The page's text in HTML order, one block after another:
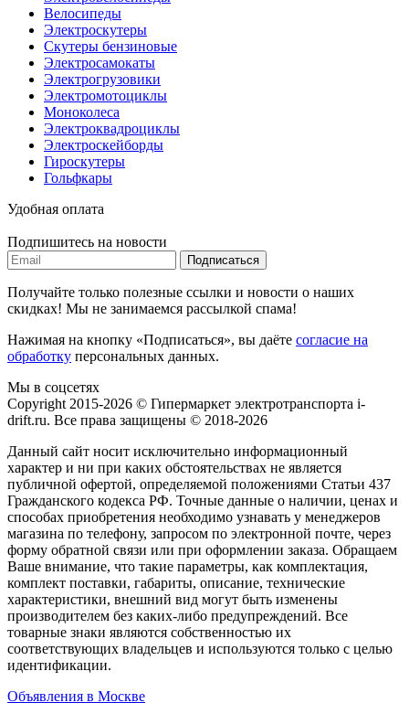
Велосипеды
Электроскутеры
Скутеры бензиновые
Электросамокаты
Электрогрузовики
Электромотоциклы
Моноколеса
Электроквадроциклы
Электроскейборды
Гироскутеры
Гольфкары
Удобная оплата
Подпишитесь на новости
Подписаться
Получайте только полезные ссылки и новости о наших
скидках! Мы не занимаемся рассылкой спама!
Нажимая на кнопку «Подписаться», вы даёте согласие на
обработку персональных данных.
Мы в соцсетях
Copyright 2015-2026 © Гипермаркет электротранспорта i-
drift.ru. Все права защищены © 2018-2026
Данный сайт носит исключительно информационный
характер и ни при каких обстоятельствах не является
публичной офертой, определяемой положениями Статьи 437
Гражданского кодекса РФ. Точные данные о наличии, ценах и
способах приобретения необходимо узнавать у менеджеров
магазина по телефону, запросом по электронной почте, через
форму обратной связи или при оформлении заказа. Обращаем
Ваше внимание, что такие параметры, как комплектация,
комплект поставки, габариты, описание, технические
характеристики, внешний вид могут быть изменены
производителем без каких-либо предупреждений. Все
товарные знаки являются собственностью их
соответствующих владельцев и используются только с целью
идентификации.
Объявления в Москве